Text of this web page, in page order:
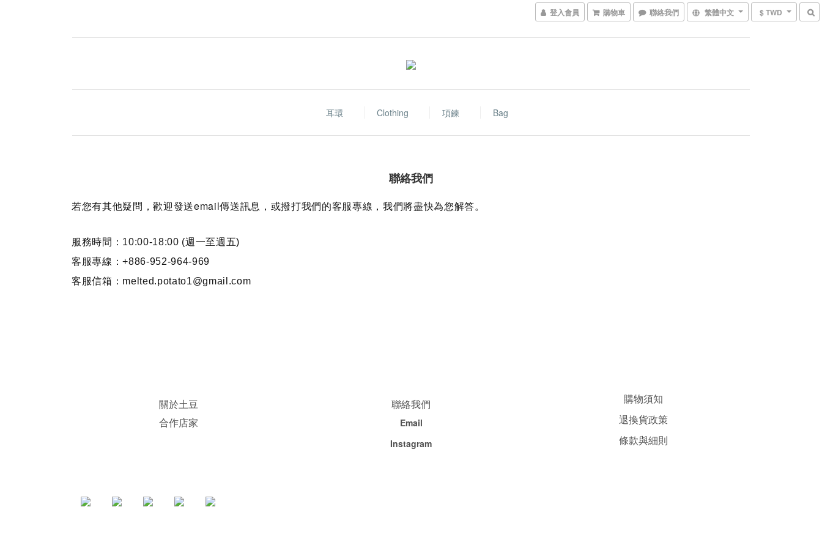
登入會員 購物車 聯絡我們 繁體中文 $ TWD
耳環 Clothing 項鍊 Bag
聯絡我們
若您有其他疑問，歡迎發送email傳送訊息，或撥打我們的客服專線，我們將盡快為您解答。
服務時間：10:00-18:00 (週一至週五)
客服專線：+886-952-964-969
客服信箱：melted.potato1@gmail.com
關於土豆
合作店家
聯絡我們
Email
Instagram
購物須知
退換貨政策
條款與細則